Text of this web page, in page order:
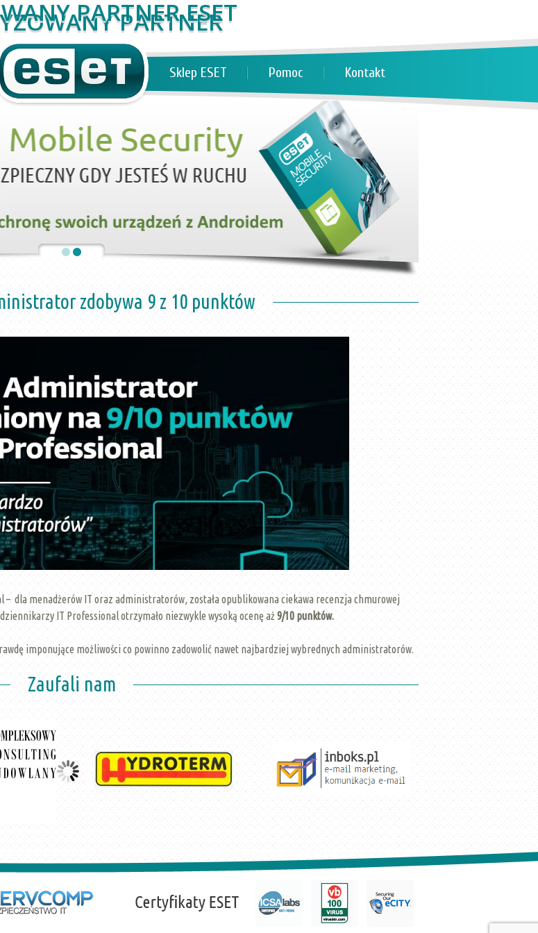
PARTNER
Sklep ESET Pomoc Kontakt
zdobywa 9 z 10 punktów
dla menadżerów IT oraz administratorów, została opublikowana ciekawa recenzja chmurowej
IT Professional otrzymało niezwykle wysoką ocenę aż 9/10 punktów.
imponujące możliwości co powinno zadowolić nawet najbardziej wybrednych administratorów.
Zaufali nam